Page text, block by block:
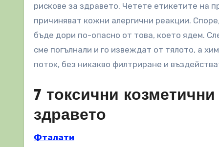
рискове за здравето. Четете етикетите на
причиняват кожни алергични реакции.
бъде дори по-опасно от това, което ядем.
сме погълнали и го извеждат от тялото, а
поток, без никакво филтриране и
7 токсични
здравето
Фталати